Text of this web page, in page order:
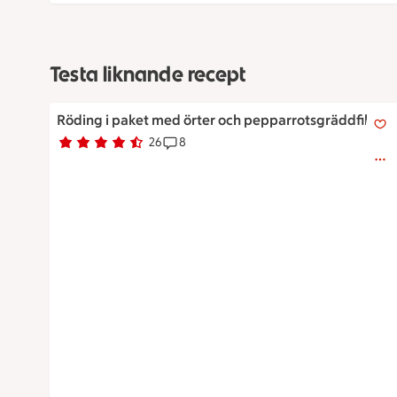
Testa liknande recept
Röding i paket med örter och pepparrotsgräddfil
Betyg 4.6 av 5. 26
26 personer har röstatReceptet har 8 kommentarer
8
Röding i paket med örter och pepparrotsgräddfil